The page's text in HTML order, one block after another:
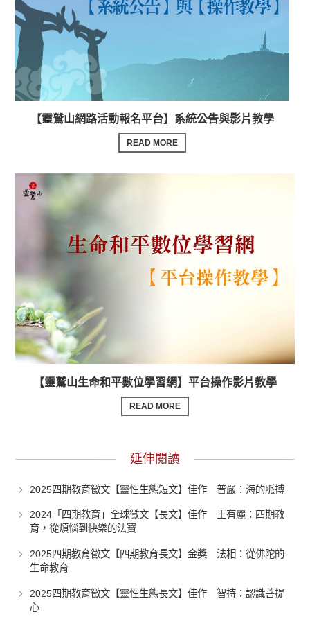
【靈鷲山網路活動報名平台】系統公告與影片教學
READ MORE
【靈鷲山生命和平數位學習網】平台操作影片教學
READ MORE
延伸閱讀
2025四期教育徵文【靈性生態短文】佳作 普嚴：海的脈搏
2024「四期教育」全球徵文【長文】佳作 王有麗：四期教
育，從煩惱到快樂的法寶
2025四期教育徵文【四期教育長文】金獎 法相：從佛陀的
生命教育
2025四期教育徵文【靈性生態長文】佳作 智持：認識菩提
心